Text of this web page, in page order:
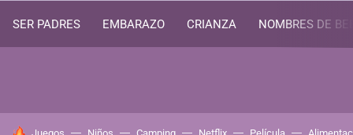
SER PADRES EMBARAZO CRIANZA NOMBRES DE